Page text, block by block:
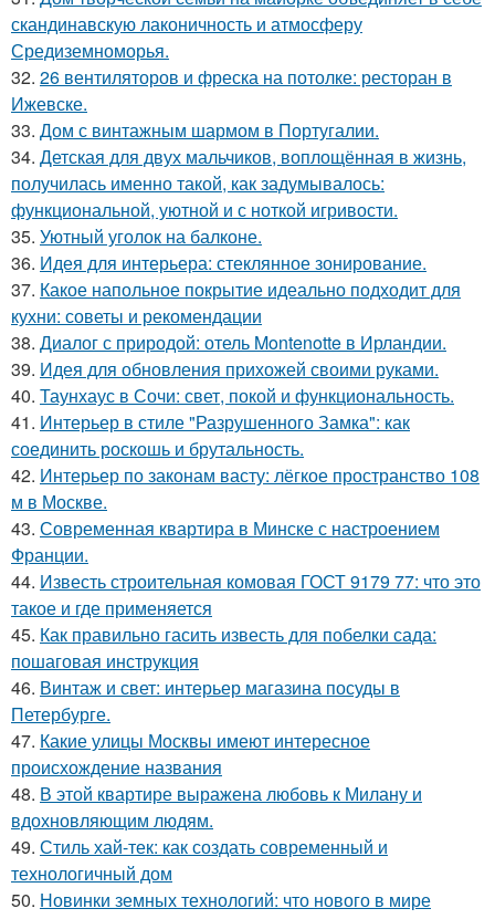
скандинавскую лаконичность и атмосферу
Средиземноморья.
32. 26 вентиляторов и фреска на потолке: ресторан в
Ижевске.
33. Дом с винтажным шармом в Португалии.
34. Детская для двух мальчиков, воплощённая в жизнь,
получилась именно такой, как задумывалось:
функциональной, уютной и с ноткой игривости.
35. Уютный уголок на балконе.
36. Идея для интерьера: стеклянное зонирование.
37. Какое напольное покрытие идеально подходит для
кухни: советы и рекомендации
38. Диалог с природой: отель Montenotte в Ирландии.
39. Идея для обновления прихожей своими руками.
40. Таунхаус в Сочи: свет, покой и функциональность.
41. Интерьер в стиле "Разрушенного Замка": как
соединить роскошь и брутальность.
42. Интерьер по законам васту: лёгкое пространство 108
м в Москве.
43. Современная квартира в Минске с настроением
Франции.
44. Известь строительная комовая ГОСТ 9179 77: что это
такое и где применяется
45. Как правильно гасить известь для побелки сада:
пошаговая инструкция
46. Винтаж и свет: интерьер магазина посуды в
Петербурге.
47. Какие улицы Москвы имеют интересное
происхождение названия
48. В этой квартире выражена любовь к Милану и
вдохновляющим людям.
49. Стиль хай-тек: как создать современный и
технологичный дом
50. Новинки земных технологий: что нового в мире